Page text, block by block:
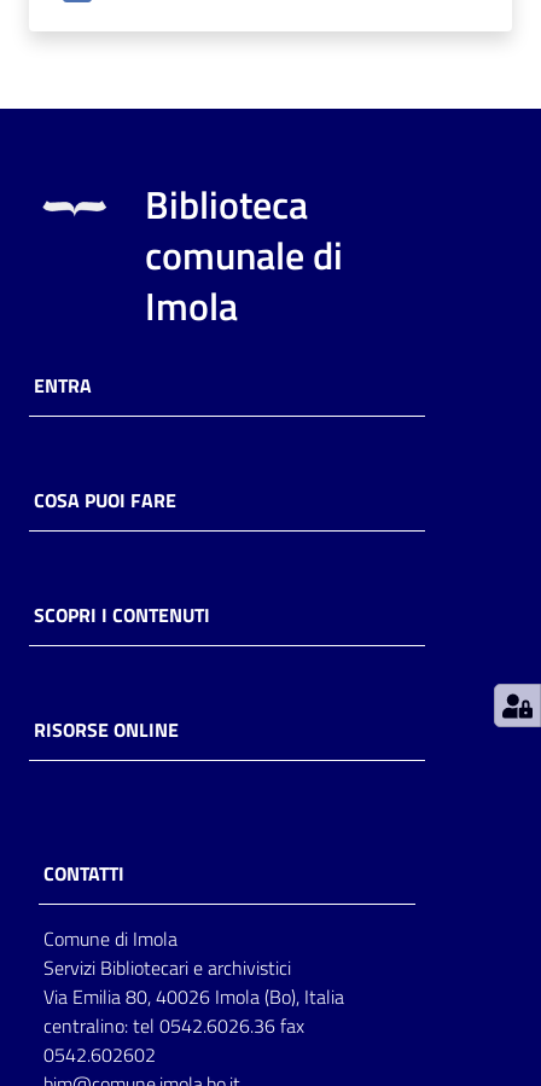
contenuti
Piani
Decentrate
Patto
Biblioteca
comunale di
Imola
ENTRA
COSA PUOI FARE
SCOPRI I CONTENUTI
RISORSE ONLINE
CONTATTI
Comune di Imola
Servizi Bibliotecari e archivistici
Via Emilia 80, 40026 Imola (Bo), Italia
centralino: tel 0542.6026.36 fax
0542.602602